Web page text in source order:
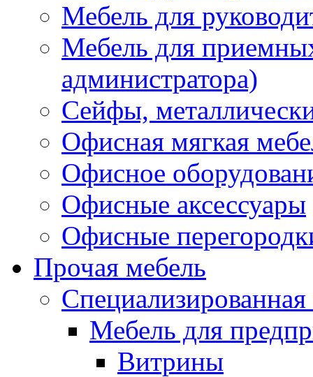
Мебель для
Мебель для
администратора)
Сейфы,
Офисная мягкая
Офисное
Офисные аксессуары
Офисные
Прочая мебель
Специализированная
Мебель для
Витрины